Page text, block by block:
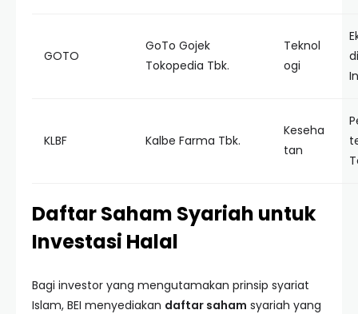
GOTO
GoTo Gojek
Tokopedia Tbk.
Teknol
ogi
KLBF Kalbe Farma Tbk.
Keseha
tan
Daftar Saham Syariah untuk
Investasi Halal
Bagi investor yang mengutamakan prinsip syariat
Islam, BEI menyediakan daftar saham syariah yang